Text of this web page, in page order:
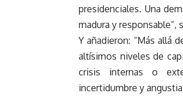
presidenciales. Una
madura y responsable”,
Y añadieron: “Más allá
altísimos niveles de
crisis internas o
incertidumbre y